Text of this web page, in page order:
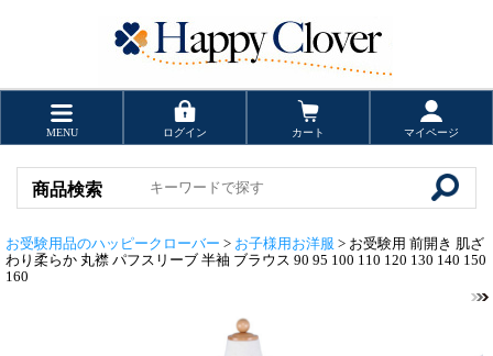
MENU ログイン カート マイページ
商品検索
お受験用品のハッピークローバー > お子様用お洋服 > お受験用 前開き 肌ざ
わり柔らか 丸襟 パフスリーブ 半袖 ブラウス 90 95 100 110 120 130 140 150
160